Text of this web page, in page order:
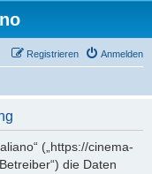
Anmelden
Registrieren
(„https://cinema-
die Daten